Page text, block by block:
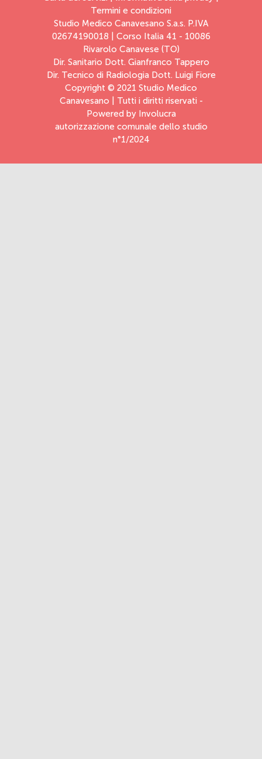
Termini e condizioni
Studio Medico Canavesano S.a.s. P.IVA
02674190018 | Corso Italia 41 - 10086
Rivarolo Canavese (TO)
Dir. Sanitario Dott. Gianfranco Tappero
Dir. Tecnico di Radiologia Dott. Luigi Fiore
Copyright © 2021 Studio Medico
Canavesano | Tutti i diritti riservati -
Powered by Involucra
autorizzazione comunale dello studio
n°1/2024